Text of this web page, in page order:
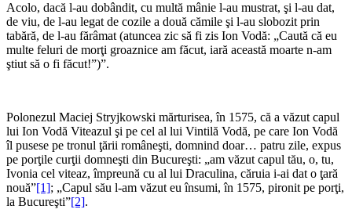
Acolo, dacă l-au dobândit, cu multă mânie l-au mustrat, şi l-au dat,
de viu, de l-au legat de cozile a două cămile şi l-au slobozit prin
tabără, de l-au fărâmat (atuncea zic să fi zis Ion Vodă: „Caută că eu
multe feluri de morţi groaznice am făcut, iară această moarte n-am
ştiut să o fi făcut!”)”.
Polonezul Maciej Stryjkowski mărturisea, în 1575, că a văzut capul
lui Ion Vodă Viteazul şi pe cel al lui Vintilă Vodă, pe care Ion Vodă
îl pusese pe tronul ţării româneşti, domnind doar… patru zile, expus
pe porţile curţii domneşti din Bucureşti: „am văzut capul tău, o, tu,
Ivonia cel viteaz, împreună cu al lui Draculina, căruia i-ai dat o ţară
nouă”[1]; „Capul său l-am văzut eu însumi, în 1575, pironit pe porţi,
la Bucureşti”[2].